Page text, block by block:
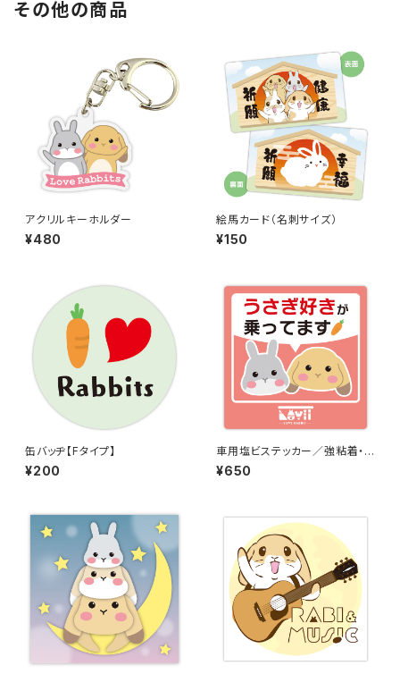
その他の商品
アクリルキーホルダー
¥480
絵馬カード（名刺サイズ）
¥150
缶バッヂ【Fタイプ】
¥200
車用塩ビステッカー／強粘着・
再剥離【Cタイプ】
¥650